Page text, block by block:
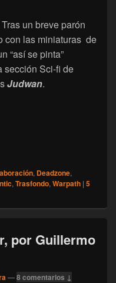
un breve parón
con las miniaturas de
“así se pinta”
sección Sci-fi de
Judwan.
(universo Warpath)
, Deadzone,
, Trasfondo, Warpath | 5
por Guillermo
—8 comentarios ↓